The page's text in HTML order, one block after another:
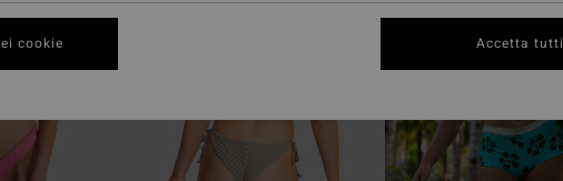
cookie Accetta tutti